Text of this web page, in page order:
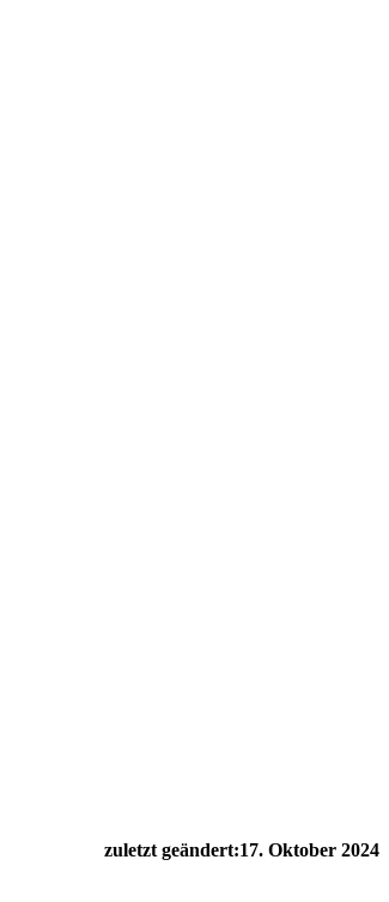
zuletzt geändert:17. Oktober 2024